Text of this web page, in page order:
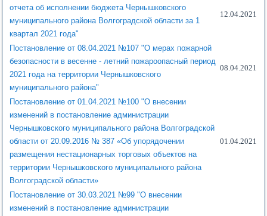
отчета об исполнении бюджета Чернышковского
муниципального района Волгоградской области за 1
квартал 2021 года"
12.04.2021
Постановление от 08.04.2021 №107 "О мерах пожарной
безопасности в весенне - летний пожароопасный период
2021 года на территории Чернышковского
муниципального района"
08.04.2021
Постановление от 01.04.2021 №100 "О внесении
изменений в постановление администрации
Чернышковского муниципального района Волгоградской
области от 20.09.2016 № 387 «Об упорядочении
размещения нестационарных торговых объектов на
территории Чернышковского муниципального района
Волгоградской области»
01.04.2021
Постановление от 30.03.2021 №99 "О внесении
изменений в постановление администрации